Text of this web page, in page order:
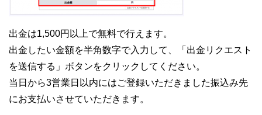
出金は1,500円以上で無料で行えます。
出金したい金額を半角数字で入力して、「出金リクエスト
を送信する」ボタンをクリックしてください。
当日から3営業日以内にはご登録いただきました振込み先
にお支払いさせていただきます。